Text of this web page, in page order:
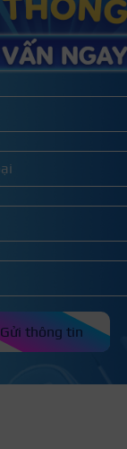
Cách vẽ móng
giản cho mọi cô
Gửi thông tin